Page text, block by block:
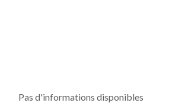
Pas d'informations disponibles